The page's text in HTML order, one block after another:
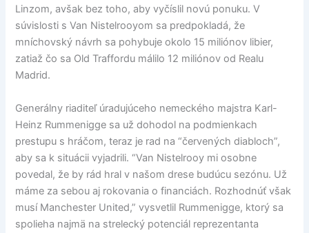
Linzom, avšak bez toho, aby vyčíslil novú ponuku. V
súvislosti s Van Nistelrooyom sa predpokladá, že
mníchovský návrh sa pohybuje okolo 15 miliónov libier,
zatiaž čo sa Old Traffordu málilo 12 miliónov od Realu
Madrid.
Generálny riaditeľ úradujúceho nemeckého majstra Karl-
Heinz Rummenigge sa už dohodol na podmienkach
prestupu s hráčom, teraz je rad na “červených diabloch”,
aby sa k situácii vyjadrili. “Van Nistelrooy mi osobne
povedal, že by rád hral v našom drese budúcu sezónu. Už
máme za sebou aj rokovania o financiách. Rozhodnúť však
musí Manchester United,” vysvetlil Rummenigge, ktorý sa
spolieha najmä na strelecký potenciál reprezentanta